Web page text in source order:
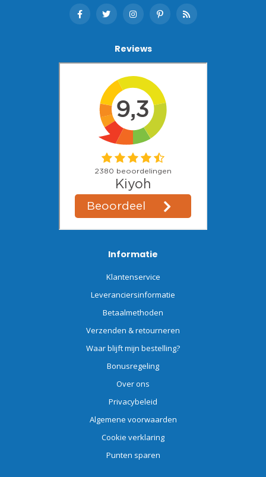
Reviews
Informatie
Klantenservice
Leveranciersinformatie
Betaalmethoden
Verzenden & retourneren
Waar blijft mijn bestelling?
Bonusregeling
Over ons
Privacybeleid
Algemene voorwaarden
Cookie verklaring
Punten sparen